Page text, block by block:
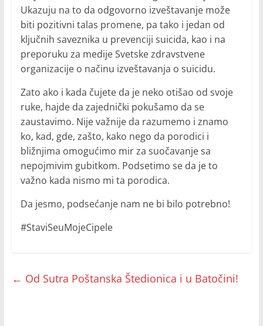
Ukazuju na to da odgovorno izveštavanje može
biti pozitivni talas promene, pa tako i jedan od
ključnih saveznika u prevenciji suicida, kao i na
preporuku za medije Svetske zdravstvene
organizacije o načinu izveštavanja o suicidu.
Zato ako i kada čujete da je neko otišao od svoje
ruke, hajde da zajednički pokušamo da se
zaustavimo. Nije važnije da razumemo i znamo
ko, kad, gde, zašto, kako nego da porodici i
bližnjima omogućimo mir za suočavanje sa
nepojmivim gubitkom. Podsetimo se da je to
važno kada nismo mi ta porodica.
Da jesmo, podsećanje nam ne bi bilo potrebno!
#StaviSeuMojeCipele
← Od Sutra Poštanska Štedionica i u Batočini!